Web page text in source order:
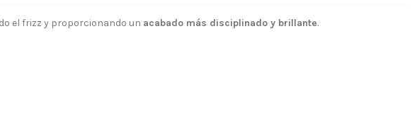
el frizz y proporcionando un acabado más disciplinado y brillante.